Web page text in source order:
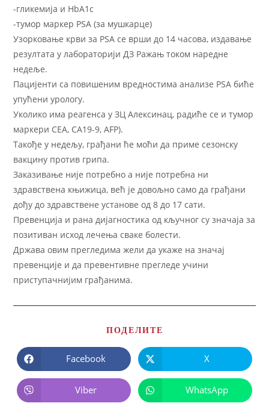
-гликемија и HbA1c
-тумор маркер PSA (за мушкарце)
Узорковање крви за PSA се врши до 14 часова, издавање
резултата у лабораторији ДЗ Ражањ током наредне
недеље.
Пацијенти са повишеним вредностима анализе PSA биће
упућени урологу.
Уколико има реагенса у ЗЦ Алексинац, радиће се и тумор
маркери CEA, CA19-9, AFP).
Такође у недељу, грађани ће моћи да приме сезонску
вакцину против грипа.
Заказивање није потребно а није потребна ни
здравствена књижица, већ је довољно само да грађани
дођу до здравствене установе од 8 до 17 сати.
Превенција и рана дијагностика од кључног су значаја за
позитиван исход лечења сваке болести.
Држава овим прегледима жели да укаже на значај
превенције и да превентивне прегледе учини
приступачнијим грађанима.
ПОДЕЛИТЕ
Facebook X
Viber WhatsApp